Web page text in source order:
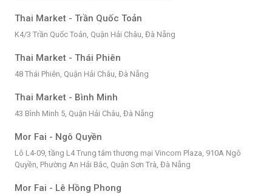
Thai Market - Trần Quốc Toản
K4/3 Trần Quốc Toản, Quận Hải Châu, Đà Nẵng
Thai Market - Thái Phiên
48 Thái Phiên, Quận Hải Châu, Đà Nẵng
Thai Market - Bình Minh
43 Bình Minh 5, Quận Hải Châu, Đà Nẵng
Mor Fai - Ngô Quyền
Lô L4-09, tầng L4 Trung tâm thương mại Vincom Plaza, 910A Ngô
Quyền, Phường An Hải Bắc, Quận Sơn Trà, Đà Nẵng
Mor Fai - Lê Hồng Phong